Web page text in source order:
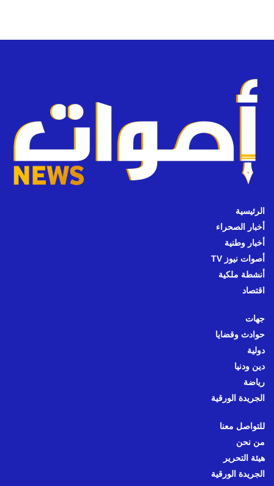
الرئيسية
أخبار الصحراء
أخبار وطنية
أصوات نيوز TV
أنشطة ملكية
اقتصاد
جهات
حوادث وقضايا
دولية
دين ودنيا
رياضة
الجريدة الورقية
للتواصل معنا
من نحن
هيئة التحرير
الجريدة الورقية